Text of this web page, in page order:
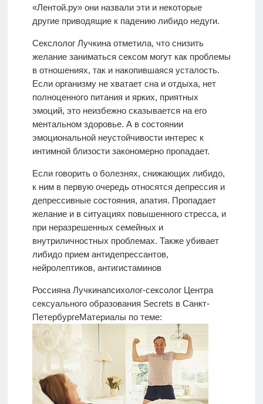
«Лентой.ру» они назвали эти и некоторые
другие приводящие к падению либидо недуги.
Секслолог Лучкина отметила, что снизить
желание заниматься сексом могут как проблемы
в отношениях, так и накопившаяся усталость.
Если организму не хватает сна и отдыха, нет
полноценного питания и ярких, приятных
эмоций, это неизбежно сказывается на его
ментальном здоровье. А в состоянии
эмоциональной неустойчивости интерес к
интимной близости закономерно пропадает.
Если говорить о болезнях, снижающих либидо,
к ним в первую очередь относятся депрессия и
депрессивные состояния, апатия. Пропадает
желание и в ситуациях повышенного стресса, и
при неразрешенных семейных и
внутриличностных проблемах. Также убивает
либидо прием антидепрессантов,
нейролептиков, антигистаминов
Россияна Лучкинапсихолог-сексолог Центра
сексуального образования Secrets в Санкт-
ПетербургеМатериалы по теме: